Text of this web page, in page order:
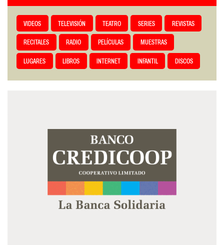
VIDEOS TELEVISIÓN TEATRO SERIES REVISTAS
RECITALES RADIO PELÍCULAS MUESTRAS
LUGARES LIBROS INTERNET INFANTIL DISCOS